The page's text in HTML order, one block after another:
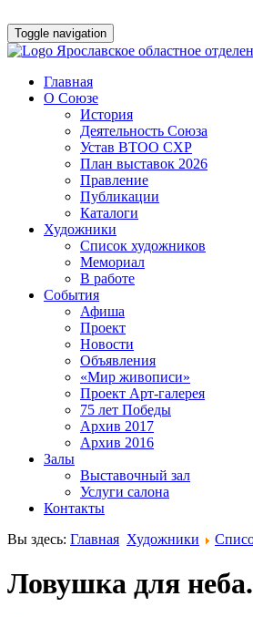
Toggle navigation
Ярославское областное
Главная
О Союзе
История
Деятельность Союза
Устав ВТОО СХР
План выставок 2026
Правление
Публикации
Каталоги
Художники
Список художников
Мемориал
В работе
События
Афишa
Проект
Новости
Объявления
«Мир живописи»
Проект Арт-галерея
75 лет Победы
Архив 2017
Архив 2016
Залы
Выставочный зал
Услуги салона
Контакты
Вы здесь: Главная Художники
Ловушка для